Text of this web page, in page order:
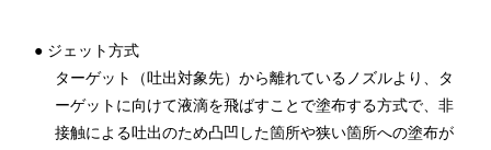
● ジェット方式
ターゲット（吐出対象先）から離れているノズルより、タ
ーゲットに向けて液滴を飛ばすことで塗布する方式で、非
接触による吐出のため凸凹した箇所や狭い箇所への塗布が